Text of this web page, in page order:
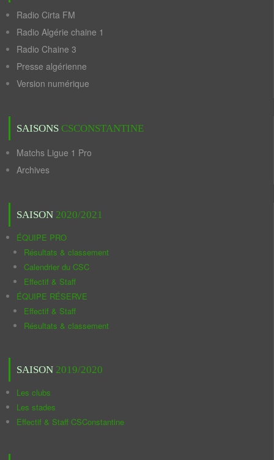
Radio Cirta FM
Radio Algérie chaine 1
Radio Chaine 3
Presse algérienne
Version numérique
SAISONS CSCONSTANTINE
Matchs Ligue 1 Pro
Archives
SAISON 2020/2021
ÉQUIPE PRO
Résultats & classement
Calendrier du CSC
Effectif & Staff
ÉQUIPE RÉSERVE
Effectif & Staff
Résultats & classement
SAISON 2019/2020
Les clubs
Les stades
Effectif & Staff CSConstantine